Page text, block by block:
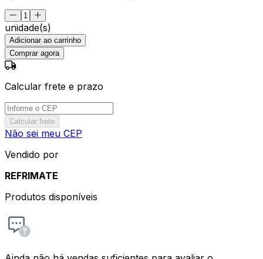
unidade(s)
Adicionar ao carrinho
Comprar agora
Calcular frete e prazo
Calcular frete
Não sei meu CEP
Vendido por
REFRIMATE
Produtos disponíveis